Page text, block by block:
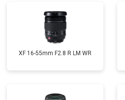
XF 16-55mm F2.8 R LM WR